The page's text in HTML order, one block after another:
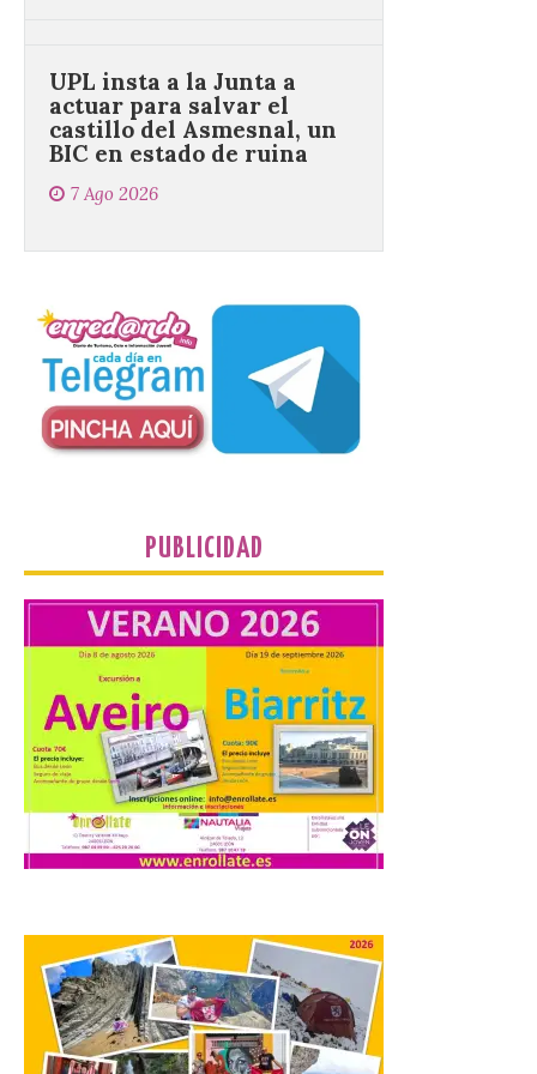
castillo del Asmesnal, un
BIC en estado de ruina
7 Ago 2026
desde 1949. Los
contacte cuanto antes con los
propietarios para exigirles medidas
inmediatas que frenen el deterioro y el
riesgo de colapso. Los procuradores de
Unión del Pueblo […]
programación del evento
del eclipse solar que
Ayuntamiento
7 Ago 2026
Los materiales ya pueden
recogerse gratuitamente
en la Oficina de
Información Turística de
León e incluyen, además
del programa del evento, una guía
práctica con recomendaciones
elaboradas por especialistas para
Laciana comienza su
programación para
disfrutar el eclipse total
PUBLICIDAD